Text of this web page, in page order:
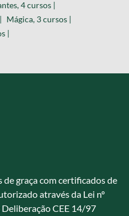
4 cursos |
Mágica, 3 cursos |
|
graça com certificados de
através da Lei nº
CEE 14/97